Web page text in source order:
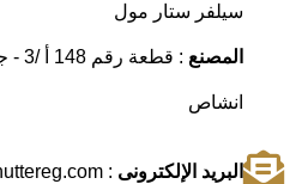
سيلفر ستار مول
المصنع :
انشاص
البريد الإلكترونى : info@royalshuttereg.com